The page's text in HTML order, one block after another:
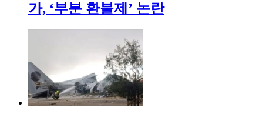
가, ‘부분 환불제’ 논란